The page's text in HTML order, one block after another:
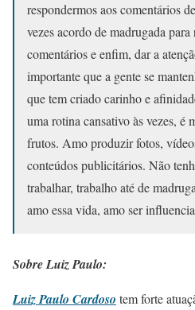
respondermos aos comentários
vezes acordo de madrugada para
comentários e enfim, dar a
importante que a gente se
que tem criado carinho e
uma rotina cansativo às vezes, é
frutos. Amo produzir fotos,
conteúdos publicitários. Não
trabalhar, trabalho até de
amo essa vida, amo ser
Sobre Luiz Paulo:
Luiz Paulo Cardoso tem forte